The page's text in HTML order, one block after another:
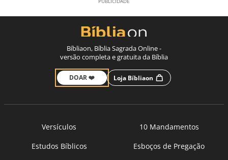
Bíbliaon, Bíblia Sagrada Online -
versão completa e gratuita da Bíblia
DOAR ❤️ Loja Bíbliaon
Versículos
10 Mandamentos
Estudos Bíblicos
Esboços de Pregação